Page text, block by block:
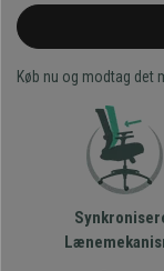
Køb nu og modtag det